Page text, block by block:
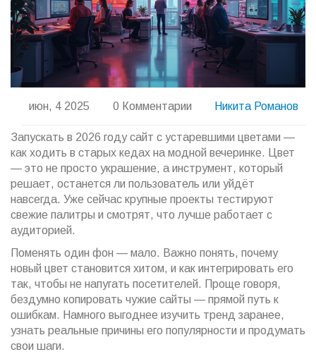
июн, 4 2025 0 Комментарии Никита Романов
Запускать в 2026 году сайт с устаревшими цветами —
как ходить в старых кедах на модной вечеринке. Цвет
— это не просто украшение, а инструмент, который
решает, останется ли пользователь или уйдёт
навсегда. Уже сейчас крупные проекты тестируют
свежие палитры и смотрят, что лучше работает с
аудиторией.
Поменять один фон — мало. Важно понять, почему
новый цвет становится хитом, и как интегрировать его
так, чтобы не напугать посетителей. Проще говоря,
бездумно копировать чужие сайты — прямой путь к
ошибкам. Намного выгоднее изучить тренд заранее,
узнать реальные причины его популярности и продумать
свои шаги.